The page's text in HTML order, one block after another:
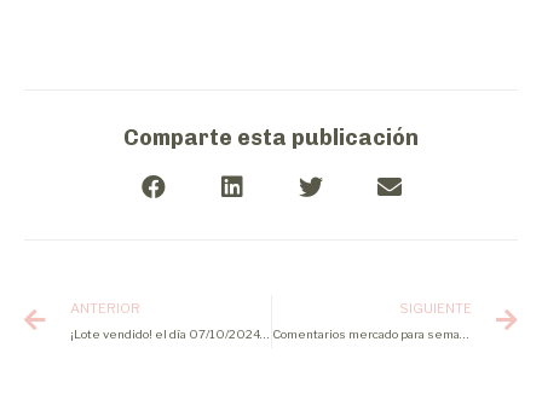
Comparte esta publicación
ANTERIOR SIGUIENTE